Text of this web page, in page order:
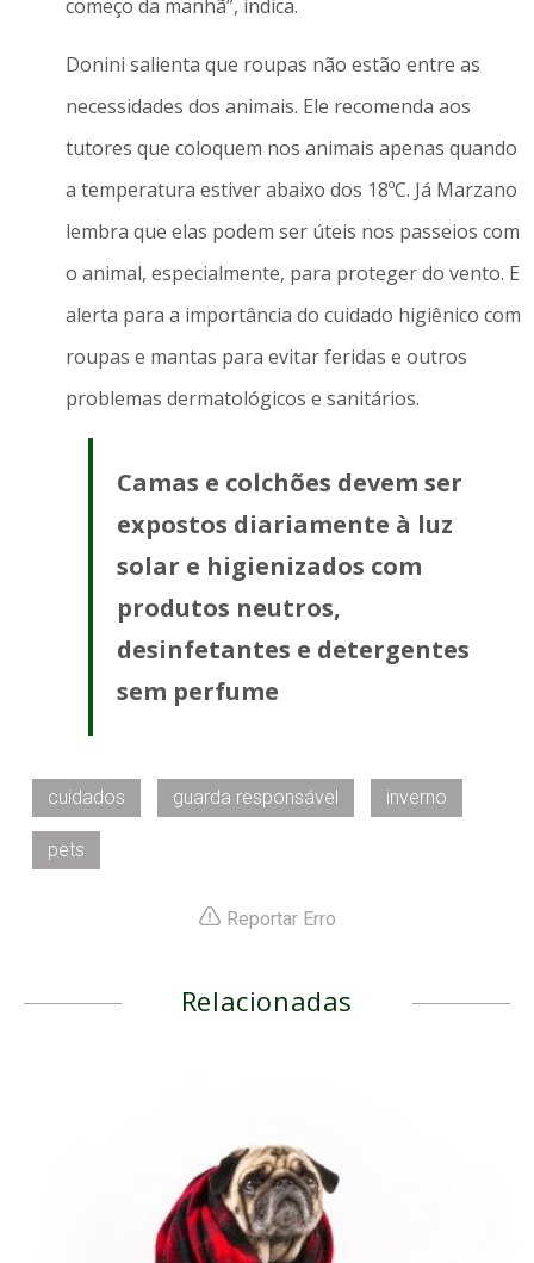
começo da manhã”, indica.
Donini salienta que roupas não estão entre as
necessidades dos animais. Ele recomenda aos
tutores que coloquem nos animais apenas quando
a temperatura estiver abaixo dos 18ºC. Já Marzano
lembra que elas podem ser úteis nos passeios com
o animal, especialmente, para proteger do vento. E
alerta para a importância do cuidado higiênico com
roupas e mantas para evitar feridas e outros
problemas dermatológicos e sanitários.
Camas e colchões devem ser
expostos diariamente à luz
solar e higienizados com
produtos neutros,
desinfetantes e detergentes
sem perfume
cuidados guarda responsável inverno
pets
Reportar Erro
Relacionadas